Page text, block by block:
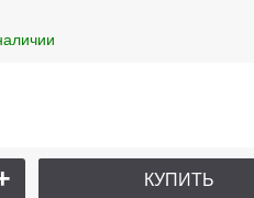
£5.65
КУПИТЬ